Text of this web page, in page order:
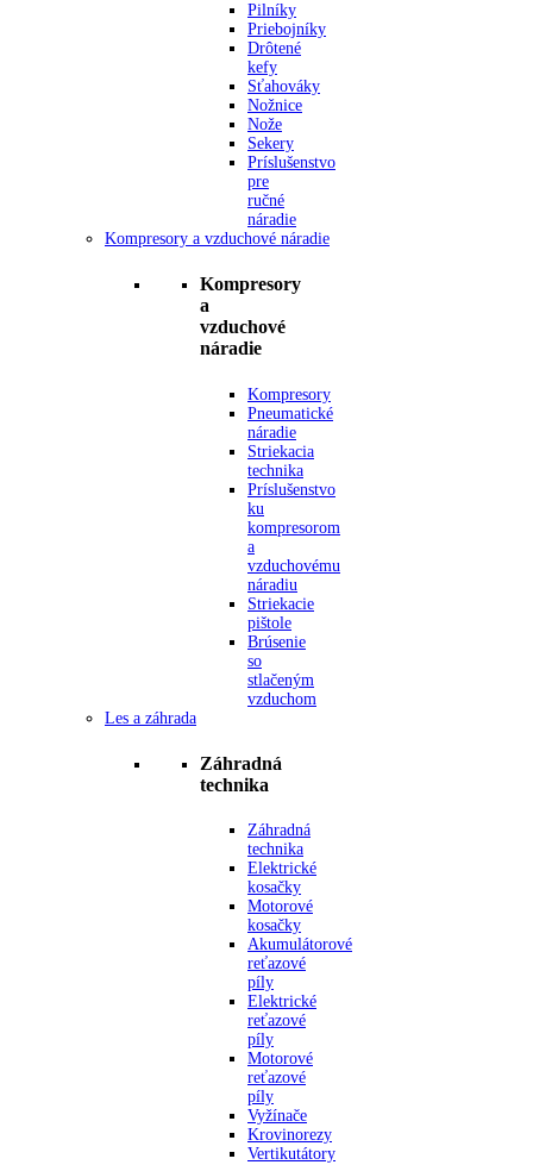
Pilníky
Priebojníky
Drôtené
kefy
Sťahováky
Nožnice
Nože
Sekery
Príslušenstvo
pre
ručné
náradie
Kompresory a vzduchové náradie
Kompresory
a
vzduchové
náradie
Kompresory
Pneumatické
náradie
Striekacia
technika
Príslušenstvo
ku
kompresorom
a
vzduchovému
náradiu
Striekacie
pištole
Brúsenie
so
stlačeným
vzduchom
Les a záhrada
Záhradná
technika
Záhradná
technika
Elektrické
kosačky
Motorové
kosačky
Akumulátorové
reťazové
píly
Elektrické
reťazové
píly
Motorové
reťazové
píly
Vyžínače
Krovinorezy
Vertikutátory